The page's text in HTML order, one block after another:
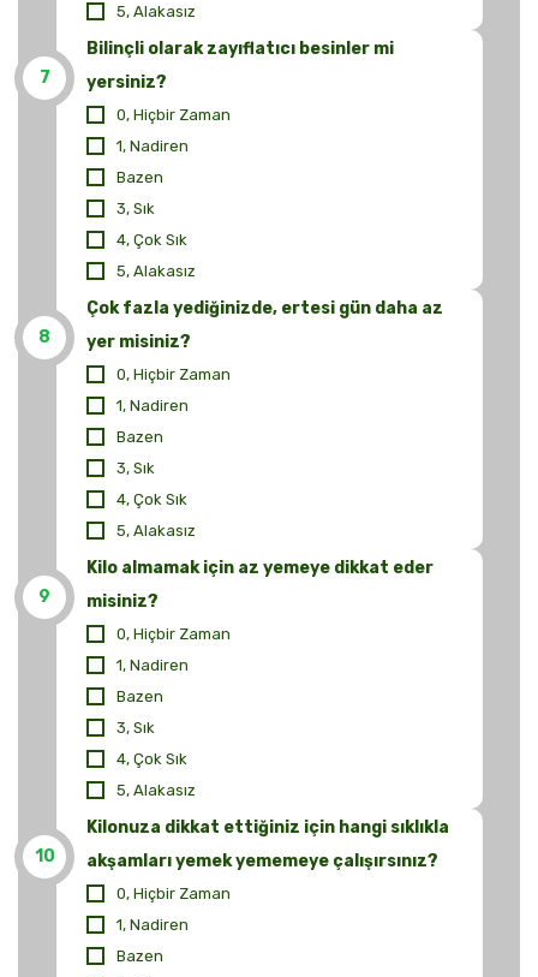
5, Alakasız
7
Bilinçli olarak zayıflatıcı besinler mi
yersiniz?
0, Hiçbir Zaman
1, Nadiren
Bazen
3, Sık
4, Çok Sık
5, Alakasız
8
Çok fazla yediğinizde, ertesi gün daha az
yer misiniz?
0, Hiçbir Zaman
1, Nadiren
Bazen
3, Sık
4, Çok Sık
5, Alakasız
9
Kilo almamak için az yemeye dikkat eder
misiniz?
0, Hiçbir Zaman
1, Nadiren
Bazen
3, Sık
4, Çok Sık
5, Alakasız
10
Kilonuza dikkat ettiğiniz için hangi sıklıkla
akşamları yemek yememeye çalışırsınız?
0, Hiçbir Zaman
1, Nadiren
Bazen